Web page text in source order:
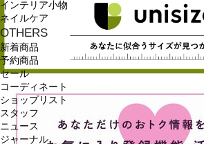
インテリア小物
ネイルケア
OTHERS
新着商品
予約商品
セール
コーディネート
ショップリスト
スタッフ
ニュース
ジャーナル